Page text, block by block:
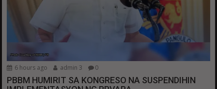
6 hours ago admin 3 0
PBBM HUMIRIT SA KONGRESO NA SUSPENDIHIN